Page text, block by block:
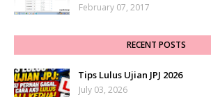
February 07, 2017
RECENT POSTS
Tips Lulus Ujian JPJ 2026
July 03, 2026